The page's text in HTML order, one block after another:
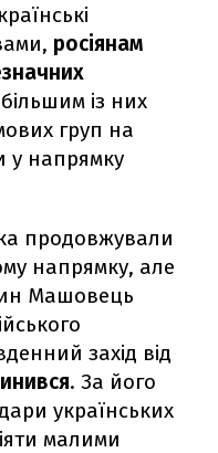
росіянам
із них
груп на
у напрямку
продовжували
напрямку, але
Машовець
захід від
. За його
українських
малими